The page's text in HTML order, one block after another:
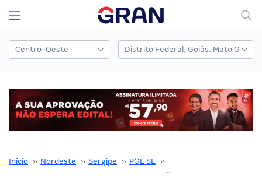
Início ›› Nordeste ›› Sergipe ›› PGE SE ››